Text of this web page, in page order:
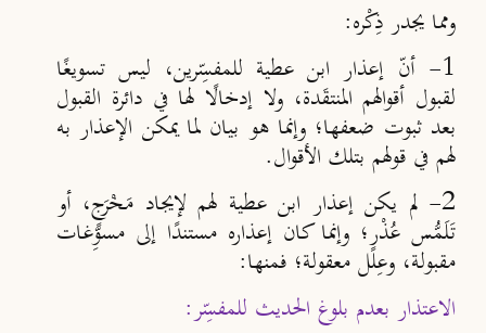
ومما يجدر ذِكْره:
1- أنّ إعذار ابن عطية للمفسِّرين، ليس تسويغًا
لقبول أقوالهم المنتقَدة، ولا إدخالًا لها في دائرة القبول
بعد ثبوت ضعفها؛ وإنما هو بيان لما يمكن الإعذار به
لهم في قولهم بتلك الأقوال.
2- لم يكن إعذار ابن عطية لهم لإيجاد مَـخْرَجٍ، أو
تَلَمُّس عُذْرٍ؛ وإنما كان إعذاره مستندًا إلى مسوِّغات
مقبولة، وعِلل معقولة؛ فمنها:
الاعتذار بعدم بلوغ الحديث للمفسِّر: